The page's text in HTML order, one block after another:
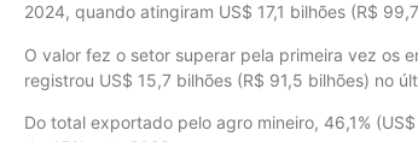
2024, quando atingiram US$ 17,1 bilhões (R$
O valor fez o setor superar pela primeira vez os
registrou US$ 15,7 bilhões (R$ 91,5 bilhões) no
Do total exportado pelo agro mineiro, 46,1%